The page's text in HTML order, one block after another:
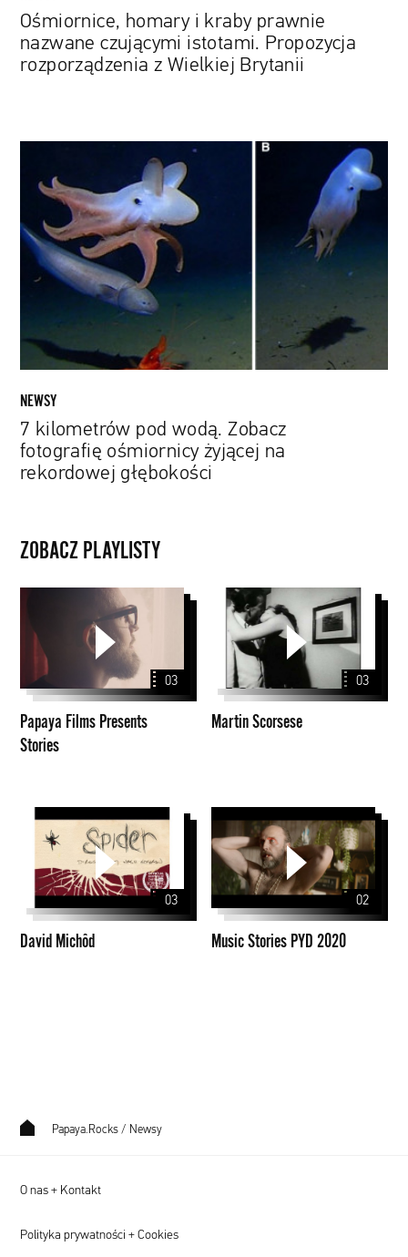
Ośmiornice, homary i kraby prawnie
nazwane czującymi istotami. Propozycja
rozporządzenia z Wielkiej Brytanii
kilometrów
Zobacz
fotografię
ośmiornicy
rekordowej
głębokości
NEWSY
7 kilometrów pod wodą. Zobacz
fotografię ośmiornicy żyjącej na
rekordowej głębokości
ZOBACZ PLAYLISTY
Presents
Stories
03
Papaya Films Presents
Stories
Martin
Scorsese
03
Martin Scorsese
David
Michôd
03
David Michôd
Stories
PYD
2020
02
Music Stories PYD 2020
Papaya.Rocks / Newsy
O nas + Kontakt
Polityka prywatności + Cookies